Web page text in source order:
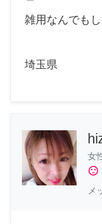
雑用なんでもし
埼玉県
女
sentiment_satisfied
メ